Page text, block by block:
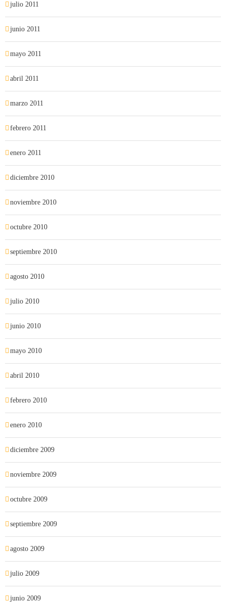
julio 2011
junio 2011
mayo 2011
abril 2011
marzo 2011
febrero 2011
enero 2011
diciembre 2010
noviembre 2010
octubre 2010
septiembre 2010
agosto 2010
julio 2010
junio 2010
mayo 2010
abril 2010
febrero 2010
enero 2010
diciembre 2009
noviembre 2009
octubre 2009
septiembre 2009
agosto 2009
julio 2009
junio 2009